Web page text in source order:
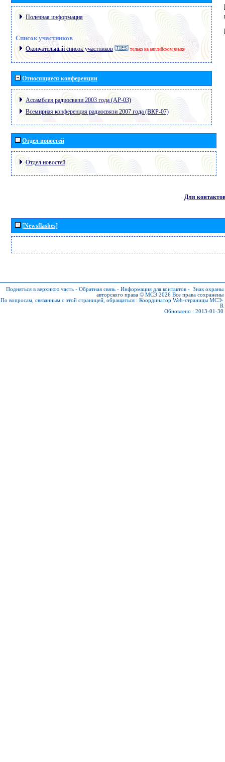
Полезная информация
Список участников
Окончательный список участников только на английском языке
Относящиеся конференции
Ассамблея радиосвязи 2003 года (АР-03)
Всемирная конференция радиосвязи 2007 года (ВКР-07)
Отдел новостей
Отдел новостей
Для контактов
[Newsflashes]
Подняться в верхнюю часть - Обратная связь - Информация для контактов - Знак охраны
авторского права © МСЭ 2026 Все права сохранены
По вопросам, связанным с этой страницей, обращаться : Координатор Web-страницы МСЭ-
R
Обновлено : 2013-01-30